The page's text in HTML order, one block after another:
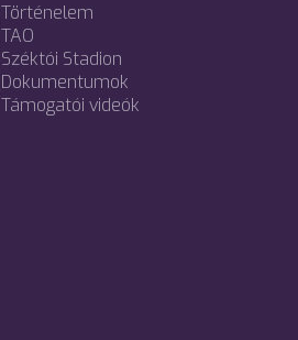
Történelem
TAO
Széktói Stadion
Dokumentumok
Támogatói videók